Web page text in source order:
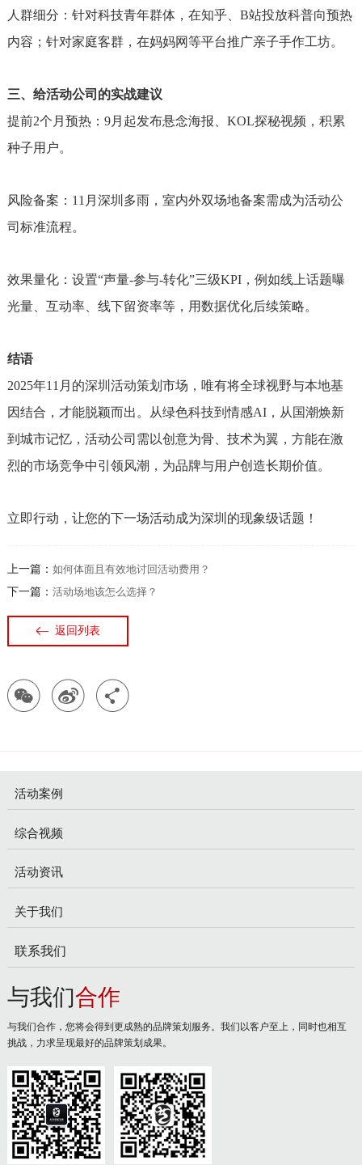
人群细分：针对科技青年群体，在知乎、B站投放科普向预热
内容；针对家庭客群，在妈妈网等平台推广亲子手作工坊。
三、给活动公司的实战建议
提前2个月预热：9月起发布悬念海报、KOL探秘视频，积累
种子用户。
风险备案：11月深圳多雨，室内外双场地备案需成为活动公
司标准流程。
效果量化：设置“声量-参与-转化”三级KPI，例如线上话题曝
光量、互动率、线下留资率等，用数据优化后续策略。
结语
2025年11月的深圳活动策划市场，唯有将全球视野与本地基
因结合，才能脱颖而出。从绿色科技到情感AI，从国潮焕新
到城市记忆，活动公司需以创意为骨、技术为翼，方能在激
烈的市场竞争中引领风潮，为品牌与用户创造长期价值。
立即行动，让您的下一场活动成为深圳的现象级话题！
上一篇： 如何体面且有效地讨回活动费用？
下一篇： 活动场地该怎么选择？
返回列表
活动案例
综合视频
活动资讯
关于我们
联系我们
与我们合作
与我们合作，您将会得到更成熟的品牌策划服务。我们以客户至上，同时也相互
挑战，力求呈现最好的品牌策划成果。